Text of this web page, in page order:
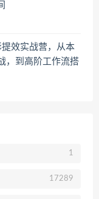
效实战营，从本
，到高阶工作流搭
1
17289